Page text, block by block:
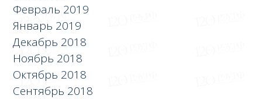
Февраль 2019
Январь 2019
Декабрь 2018
Ноябрь 2018
Октябрь 2018
Сентябрь 2018